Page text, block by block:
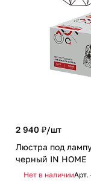
2 940 ₽/шт
Люстра под
черный IN HOME
Нет в наличииАрт.